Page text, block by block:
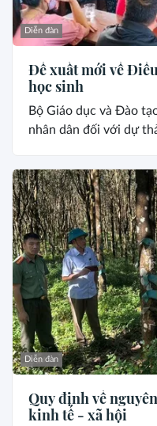
Diễn đàn
Đề xuất mới về
học sinh
Bộ Giáo dục và Đào
nhân dân đối với dự
Diễn đàn
Quy định về
kinh tế - xã hội